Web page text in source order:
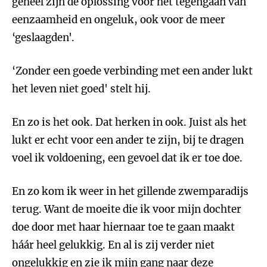
eenzaamheid en ongeluk, ook voor de meer
‘geslaagden'.
‘Zonder een goede verbinding met een ander lukt
het leven niet goed' stelt hij.
En zo is het ook. Dat herken in ook. Juist als het
lukt er echt voor een ander te zijn, bij te dragen
voel ik voldoening, een gevoel dat ik er toe doe.
En zo kom ik weer in het gillende zwemparadijs
terug. Want de moeite die ik voor mijn dochter
doe door met haar hiernaar toe te gaan maakt
háár heel gelukkig. En al is zij verder niet
ongelukkig en zie ik mijn gang naar deze